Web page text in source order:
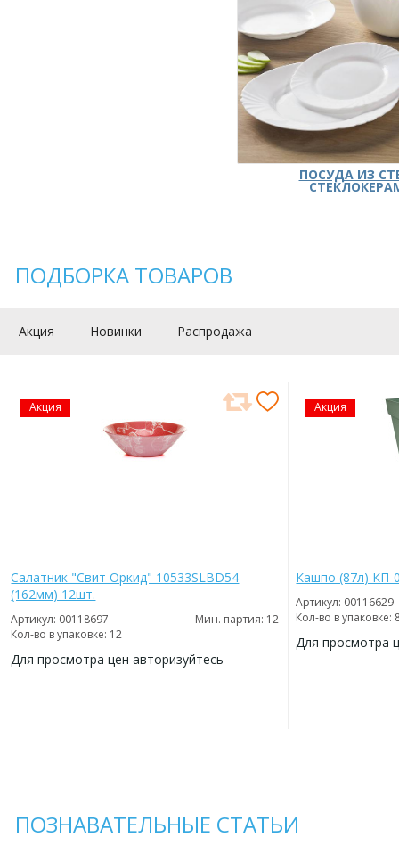
ПОСУДА ИЗ
ПОДБОРКА ТОВАРОВ
Акция Новинки Распродажа
Акция
Салатник "Свит Оркид" 10533SLBD54
(162мм) 12шт.
Артикул: 00118697
Мин. партия: 12
Кол-во в упаковке: 12
Для просмотра цен авторизуйтесь
Акция
Кашпо (87л) КП-
Артикул: 00116629
Кол-во в упаковке:
Для просмотра
ПОЗНАВАТЕЛЬНЫЕ СТАТЬИ